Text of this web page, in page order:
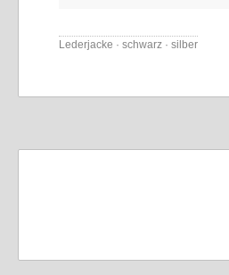
Lederjacke · schwarz · silber